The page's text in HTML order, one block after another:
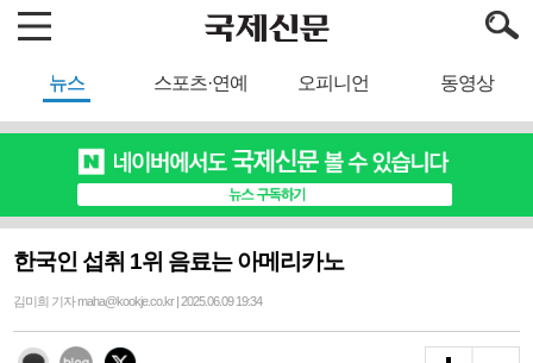
뉴스 스포츠·연예 오피니언 동영상
한국인 섭취 1위 음료는 아메리카노
김미희 기자 maha@kookje.co.kr | 2025.06.09 19:34